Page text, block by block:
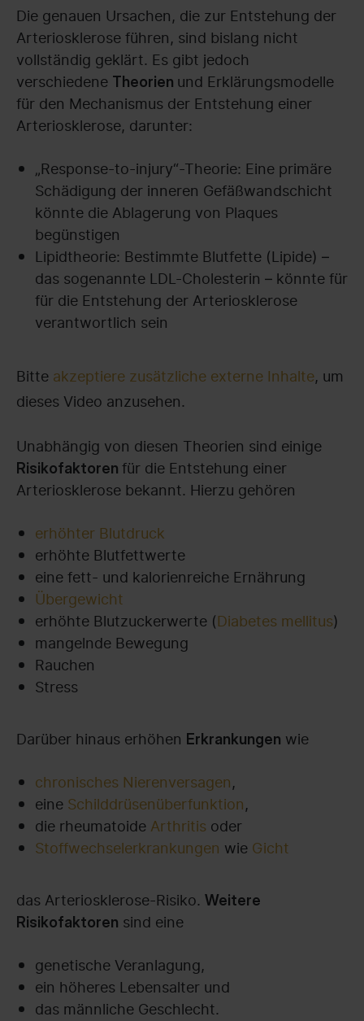
Die genauen Ursachen, die zur Entstehung der
Arteriosklerose führen, sind bislang nicht
vollständig geklärt. Es gibt jedoch
verschiedene Theorien und Erklärungsmodelle
für den Mechanismus der Entstehung einer
Arteriosklerose, darunter:
„Response-to-injury“-Theorie: Eine primäre
Schädigung der inneren Gefäßwandschicht
könnte die Ablagerung von Plaques
begünstigen
Lipidtheorie: Bestimmte Blutfette (Lipide) –
das sogenannte LDL-Cholesterin – könnte für
für die Entstehung der Arteriosklerose
verantwortlich sein
Bitte akzeptiere zusätzliche externe Inhalte, um
dieses Video anzusehen.
Unabhängig von diesen Theorien sind einige
Risikofaktoren für die Entstehung einer
Arteriosklerose bekannt. Hierzu gehören
erhöhter Blutdruck
erhöhte Blutfettwerte
eine fett- und kalorienreiche Ernährung
Übergewicht
erhöhte Blutzuckerwerte (Diabetes mellitus)
mangelnde Bewegung
Rauchen
Stress
Darüber hinaus erhöhen Erkrankungen wie
chronisches Nierenversagen,
eine Schilddrüsenüberfunktion,
die rheumatoide Arthritis oder
Stoffwechselerkrankungen wie Gicht
das Arteriosklerose-Risiko. Weitere
Risikofaktoren sind eine
genetische Veranlagung,
ein höheres Lebensalter und
das männliche Geschlecht.